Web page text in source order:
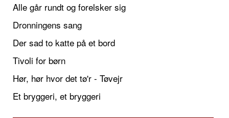
Alle går rundt og forelsker sig
Dronningens sang
Der sad to katte på et bord
Tivoli for børn
Hør, hør hvor det tø'r - Tøvejr
Et bryggeri, et bryggeri